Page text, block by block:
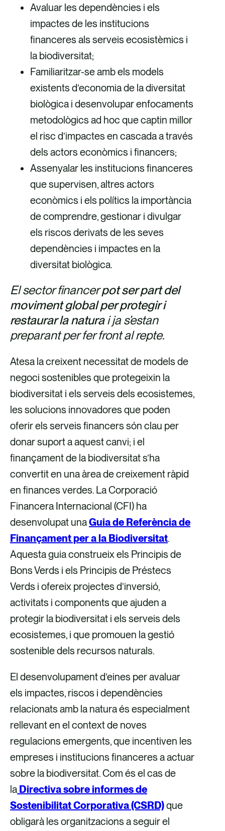
Avaluar les dependències i els
impactes de les institucions
financeres als serveis ecosistèmics i
la biodiversitat;
Familiaritzar-se amb els models
existents d’economia de la diversitat
biològica i desenvolupar enfocaments
metodològics ad hoc que captin millor
el risc d’impactes en cascada a través
dels actors econòmics i financers;
Assenyalar les institucions financeres
que supervisen, altres actors
econòmics i els polítics la importància
de comprendre, gestionar i divulgar
els riscos derivats de les seves
dependències i impactes en la
diversitat biològica.
El sector financerpot ser part del
moviment global per protegir i
restaurar la naturai ja s’estan
preparant per fer front al repte.
Atesa la creixent necessitat de models de
negoci sostenibles que protegeixin la
biodiversitat i els serveis dels ecosistemes,
les solucions innovadores que poden
oferir els serveis financers són clau per
donar suport a aquest canvi; i el
finançament de la biodiversitat s’ha
convertit en una àrea de creixement ràpid
en finances verdes. La Corporació
Financera Internacional (CFI) ha
desenvolupat unaGuia de Referència de
Finançament per a la Biodiversitat.
Aquesta guia construeix els Principis de
Bons Verds i els Principis de Préstecs
Verds i ofereix projectes d’inversió,
activitats i components que ajuden a
protegir la biodiversitat i els serveis dels
ecosistemes, i que promouen la gestió
sostenible dels recursos naturals.
El desenvolupament d’eines per avaluar
els impactes, riscos i dependències
relacionats amb la natura és especialment
rellevant en el context de noves
regulacions emergents, que incentiven les
empreses i institucions financeres a actuar
sobre la biodiversitat. Com és el cas de
la Directiva sobre informes de
Sostenibilitat Corporativa (CSRD)que
obligarà les organitzacions a seguir el